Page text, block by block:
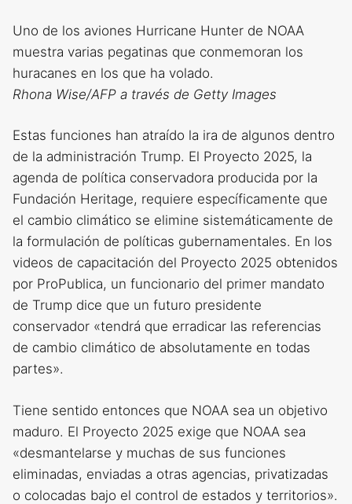
Uno de los aviones Hurricane Hunter de NOAA
muestra varias pegatinas que conmemoran los
huracanes en los que ha volado.
Rhona Wise/AFP a través de Getty Images
Estas funciones han atraído la ira de algunos dentro
de la administración Trump. El Proyecto 2025, la
agenda de política conservadora producida por la
Fundación Heritage, requiere específicamente que
el cambio climático se elimine sistemáticamente de
la formulación de políticas gubernamentales. En los
videos de capacitación del Proyecto 2025 obtenidos
por ProPublica, un funcionario del primer mandato
de Trump dice que un futuro presidente
conservador «tendrá que erradicar las referencias
de cambio climático de absolutamente en todas
partes».
Tiene sentido entonces que NOAA sea un objetivo
maduro. El Proyecto 2025 exige que NOAA sea
«desmantelarse y muchas de sus funciones
eliminadas, enviadas a otras agencias, privatizadas
o colocadas bajo el control de estados y territorios».